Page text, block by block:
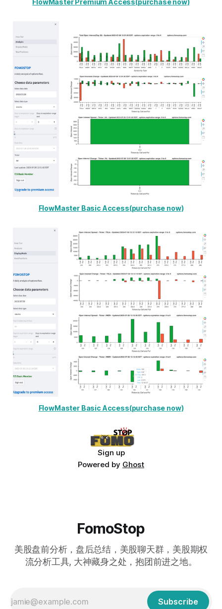
FlowMaster Premium Access(purchase now)
FlowMaster Basic Access(purchase now)
FlowMaster Basic Access(purchase now)
Sign up
Powered by Ghost
FomoStop
美股盘前分析，盘后总结，美股聊天群，美股期权
流分析工具, 大神藏身之处，抱团前进之地。
Subscribe